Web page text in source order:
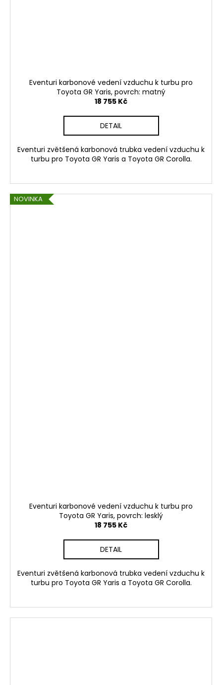
Eventuri karbonové vedení vzduchu k turbu pro
Toyota GR Yaris, povrch: matný
18 755 Kč
DETAIL
Eventuri zvětšená karbonová trubka vedení vzduchu k
turbu pro Toyota GR Yaris a Toyota GR Corolla.
NOVINKA
Eventuri karbonové vedení vzduchu k turbu pro
Toyota GR Yaris, povrch: lesklý
18 755 Kč
DETAIL
Eventuri zvětšená karbonová trubka vedení vzduchu k
turbu pro Toyota GR Yaris a Toyota GR Corolla.